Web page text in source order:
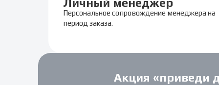
Личный менеджер
Персональное сопровождение менеджера на
период заказа.
Акция «приведи